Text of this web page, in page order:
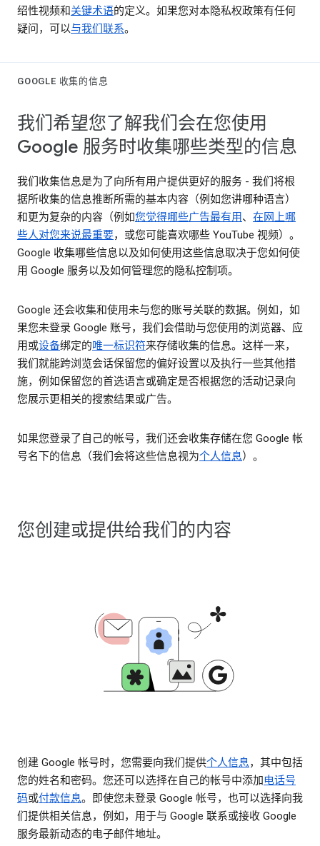
绍性视频和关键术语的定义。如果您对本隐私权政策有任何
疑问，可以与我们联系。
GOOGLE 收集的信息
我们希望您了解我们会在您使用
Google 服务时收集哪些类型的信息
我们收集信息是为了向所有用户提供更好的服务 - 我们将根
据所收集的信息推断所需的基本内容（例如您讲哪种语言）
和更为复杂的内容（例如您觉得哪些广告最有用、 在网上哪
些人对您来说最重要，或您可能喜欢哪些 YouTube 视频）。
Google 收集哪些信息以及如何使用这些信息取决于您如何使
用 Google 服务以及如何管理您的隐私控制项。
Google 还会收集和使用未与您的账号关联的数据。例如，如
果您未登录 Google 账号，我们会借助与您使用的浏览器、应
用或设备绑定的唯一标识符来存储收集的信息。这样一来，
我们就能跨浏览会话保留您的偏好设置以及执行一些其他措
施，例如保留您的首选语言或确定是否根据您的活动记录向
您展示更相关的搜索结果或广告。
如果您登录了自己的帐号，我们还会收集存储在您 Google 帐
号名下的信息（我们会将这些信息视为个人信息）。
您创建或提供给我们的内容
创建 Google 帐号时，您需要向我们提供个人信息，其中包括
您的姓名和密码。您还可以选择在自己的帐号中添加电话号
码或付款信息。即使您未登录 Google 帐号，也可以选择向我
们提供相关信息，例如，用于与 Google 联系或接收 Google
服务最新动态的电子邮件地址。